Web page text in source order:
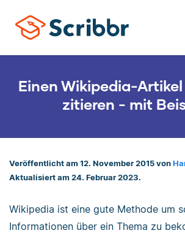
Einen Wikipedia-
zitieren - mit
Veröffentlicht am 12. November 2015 von
Aktualisiert am 24. Februar 2023.
Wikipedia ist eine gute Methode um
Informationen über ein Thema zu